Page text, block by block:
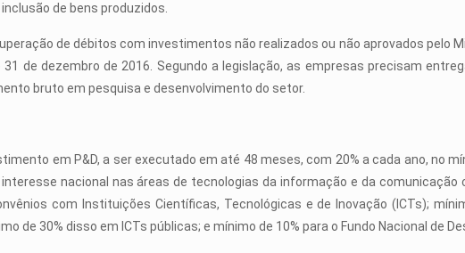
de bens produzidos.
de débitos com investimentos não realizados ou não aprovados pelo
de dezembro de 2016. Segundo a legislação, as empresas precisam
bruto em pesquisa e desenvolvimento do setor.
em P&D, a ser executado em até 48 meses, com 20% a cada ano, no
nacional nas áreas de tecnologias da informação e da
com Instituições Científicas, Tecnológicas e de Inovação (ICTs);
de 30% disso em ICTs públicas; e mínimo de 10% para o Fundo Nacional de